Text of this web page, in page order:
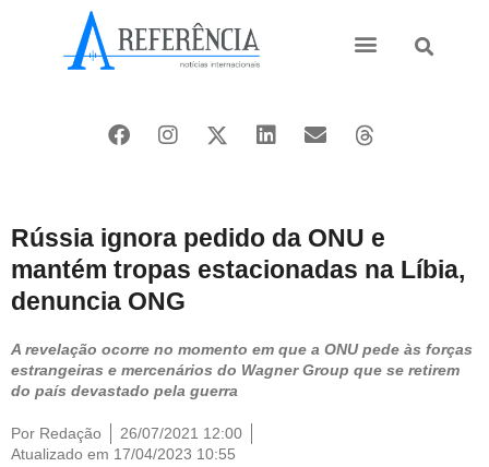
Rússia ignora pedido da ONU e
mantém tropas estacionadas na Líbia,
denuncia ONG
A revelação ocorre no momento em que a ONU pede às forças
estrangeiras e mercenários do Wagner Group que se retirem
do país devastado pela guerra
Por Redação
26/07/2021 12:00
Atualizado em 17/04/2023 10:55